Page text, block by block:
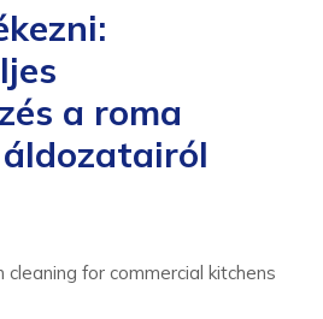
a roma
for commercial kitchens